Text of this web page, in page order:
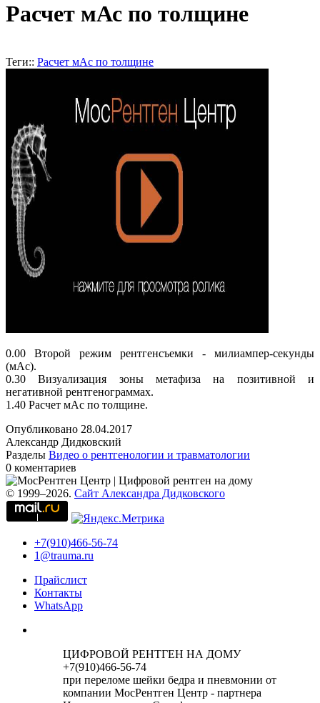
Расчет мАс по толщине
Теги:: Расчет мАс по толщине
0.00 Второй режим рентгенсъемки - милиампер-секунды
(мАс).
0.30 Визуализация зоны метафиза на позитивной и
негативной рентгенограммах.
1.40 Расчет мАс по толщине.
Опубликовано 28.04.2017
Александр Дидковский
Разделы Видео о рентгенологии и травматологии
0 коментариев
© 1999–2026. Сайт Александра Дидковского
+7(910)466-56-74
1@trauma.ru
Прайслист
Контакты
WhatsApp
ЦИФРОВОЙ РЕНТГЕН НА ДОМУ
+7(910)466-56-74
при переломе шейки бедра и пневмонии от
компании МосРентген Центр - партнера